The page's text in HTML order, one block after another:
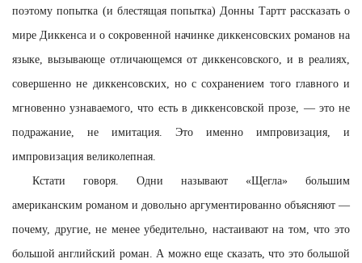
поэтому попытка (и блестящая попытка) Донны Тартт рассказать о
мире Диккенса и о сокровенной начинке диккенсовских романов на
языке, вызывающе отличающемся от диккенсовского, и в реалиях,
совершенно не диккенсовских, но с сохранением того главного и
мгновенно узнаваемого, что есть в диккенсовской прозе, — это не
подражание, не имитация. Это именно импровизация, и
импровизация великолепная.
Кстати говоря. Одни называют «Щегла» большим
американским романом и довольно аргументированно объясняют —
почему, другие, не менее убедительно, настаивают на том, что это
большой английский роман. А можно еще сказать, что это большой